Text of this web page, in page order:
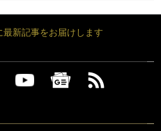
新記事をお届けします